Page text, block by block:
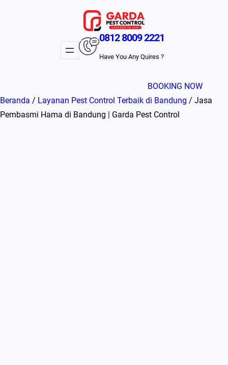
0812 8009 2221
Have You Any Quires ?
BOOKING NOW
Beranda / Layanan Pest Control Terbaik di Bandung / Jasa
Pembasmi Hama di Bandung | Garda Pest Control